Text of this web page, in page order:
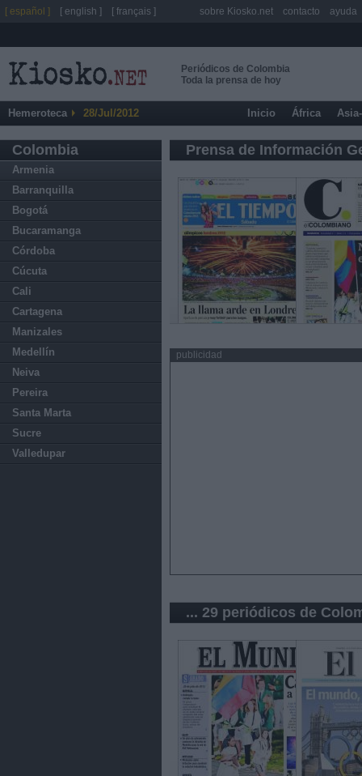
Periódicos de Colombia
Toda la prensa de hoy
Hemeroteca 28/Jul/2012 Inicio África
Colombia
Armenia
Barranquilla
Bogotá
Bucaramanga
Córdoba
Cúcuta
Cali
Cartagena
Manizales
Medellín
Neiva
Pereira
Santa Marta
Sucre
Valledupar
Prensa de Información
publicidad
... 29 periódicos de
[ español ] [ english ] [ français ] sobre Kiosko.net contacto ayuda